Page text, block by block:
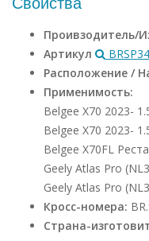
Проивзодитель/
Артикул
Расположение /
Применимость:
Belgee X70 2023-
Belgee X70 2023-
Belgee X70FL
Geely Atlas Pro
Geely Atlas Pro
Кросс-номера:
Страна-